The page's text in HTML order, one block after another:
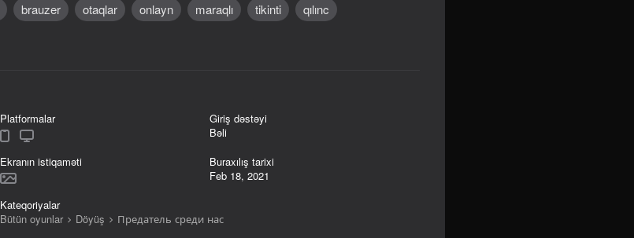
We Become What We Behold Break the Noob Completely!
74 72
brauzer otaqlar onlayn maraqlı tikinti
qılınc
Platformalar
Giriş dəstəyi
Bəli
Ekranın istiqaməti
Buraxılış tarixi
Feb 18, 2021
Kateqoriyalar
Bütün oyunlar
Döyüş Предатель среди нас